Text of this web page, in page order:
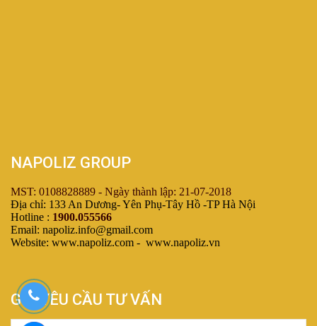
NAPOLIZ GROUP
MST: 0108828889 - Ngày thành lập: 21-07-2018
Địa chỉ: 133 An Dương- Yên Phụ-Tây Hồ -TP Hà Nội
Hotline : 1900.055566
Email: napoliz.info@gmail.com
Website: www.napoliz.com - www.napoliz.vn
GỬI YÊU CẦU TƯ VẤN